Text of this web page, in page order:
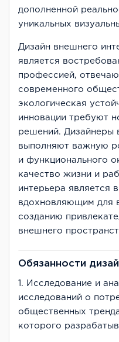
дополненной
уникальных
Дизайн внешнего
является
профессией,
современного
экологическая
инновации требуют
решений. Дизайнеры
выполняют важную
и функционального
качество жизни и
интерьера является
вдохновляющим для
созданию
внешнего
Обязанности
1. Исследование и
исследований о
общественных
которого